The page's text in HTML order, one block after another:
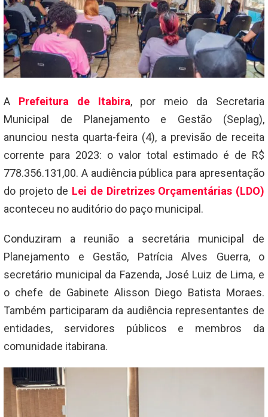
A Prefeitura de Itabira, por meio da Secretaria
Municipal de Planejamento e Gestão (Seplag),
anunciou nesta quarta-feira (4), a previsão de receita
corrente para 2023: o valor total estimado é de R$
778.356.131,00. A audiência pública para apresentação
do projeto de Lei de Diretrizes Orçamentárias (LDO)
aconteceu no auditório do paço municipal.
Conduziram a reunião a secretária municipal de
Planejamento e Gestão, Patrícia Alves Guerra, o
secretário municipal da Fazenda, José Luiz de Lima, e
o chefe de Gabinete Alisson Diego Batista Moraes.
Também participaram da audiência representantes de
entidades, servidores públicos e membros da
comunidade itabirana.